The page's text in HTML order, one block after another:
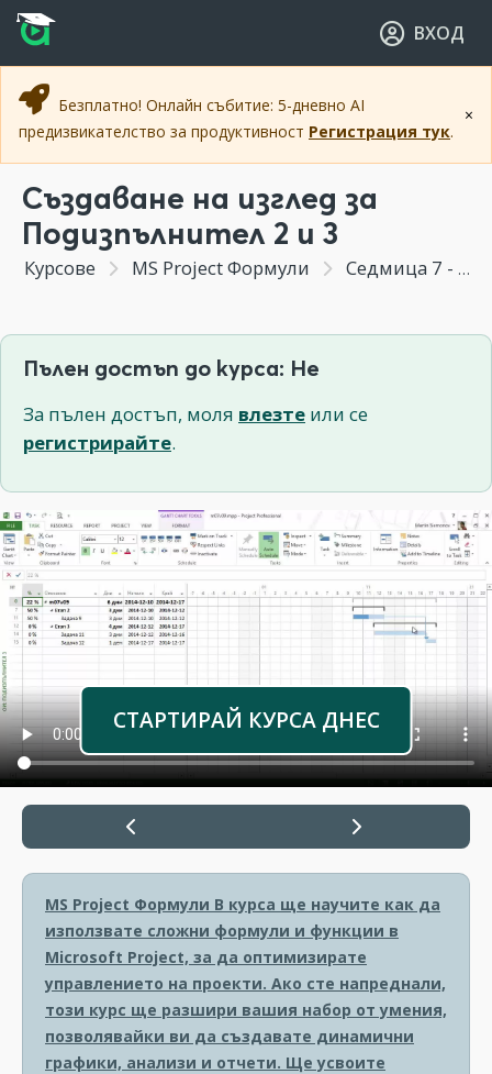
Прескочи към основното съдържание
Прескочи към навигацията
ВХОД
×
Безплатно! Онлайн събитие: 5-дневно AI
предизвикателство за продуктивност Регистрация тук.
Създаване на изглед за
Подизпълнител 2 и 3
Курсове MS Project Формули Седмица 7 - Финализиране на Минипроект 02 и форматиране
Пълен достъп до курса: Не
За пълен достъп, моля влезте или се
регистрирайте.
СТАРТИРАЙ КУРСА ДНЕС
MS Project Формули В курса ще научите как да
използвате сложни формули и функции в
Microsoft Project, за да оптимизирате
управлението на проекти. Ако сте напреднали,
този курс ще разшири вашия набор от умения,
позволявайки ви да създавате динамични
графики, анализи и отчети. Ще усвоите